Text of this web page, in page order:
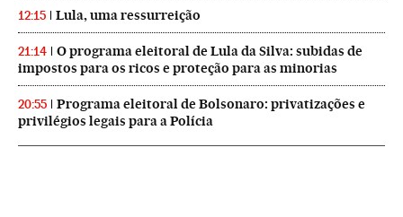
12:15 Lula, uma ressurreição
21:14
O programa eleitoral de Lula da Silva: subidas de
impostos para os ricos e proteção para as minorias
20:55
Programa eleitoral de Bolsonaro: privatizações e
privilégios legais para a Polícia